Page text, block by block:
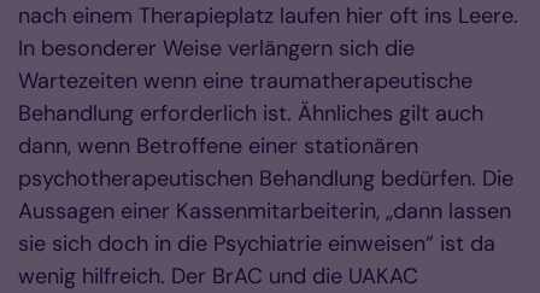
nach einem Therapieplatz laufen hier oft ins Leere.
In besonderer Weise verlängern sich die
Wartezeiten wenn eine traumatherapeutische
Behandlung erforderlich ist. Ähnliches gilt auch
dann, wenn Betroffene einer stationären
psychotherapeutischen Behandlung bedürfen. Die
Aussagen einer Kassenmitarbeiterin, „dann lassen
sie sich doch in die Psychiatrie einweisen“ ist da
wenig hilfreich. Der BrAC und die UAKAC